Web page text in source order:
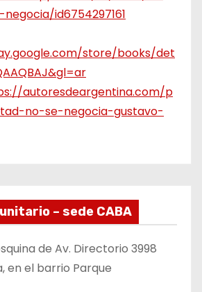
id6754297161
store/books/det
autoresdeargentina.com/p
no-se-negocia-gustavo-
– sede CABA
de Av. Directorio 3998
en el barrio Parque